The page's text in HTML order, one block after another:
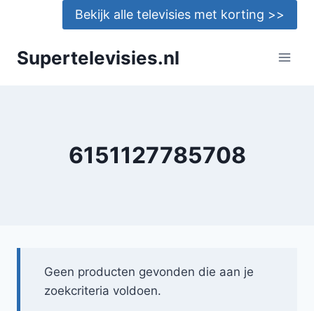
Bekijk alle televisies met korting >>
Supertelevisies.nl
6151127785708
Geen producten gevonden die aan je
zoekcriteria voldoen.